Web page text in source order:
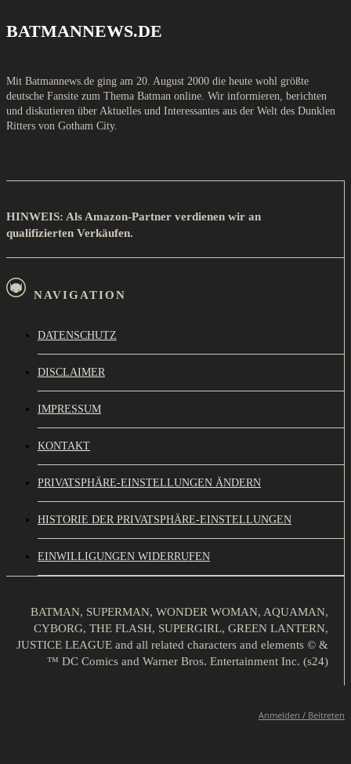
BATMANNEWS.DE
Mit Batmannews.de ging am 20. August 2000 die heute wohl größte
deutsche Fansite zum Thema Batman online. Wir informieren, berichten
und diskutieren über Aktuelles und Interessantes aus der Welt des Dunklen
Ritters von Gotham City.
HINWEIS: Als Amazon-Partner verdienen wir an
qualifizierten Verkäufen.
NAVIGATION
DATENSCHUTZ
DISCLAIMER
IMPRESSUM
KONTAKT
PRIVATSPHÄRE-EINSTELLUNGEN ÄNDERN
HISTORIE DER PRIVATSPHÄRE-EINSTELLUNGEN
EINWILLIGUNGEN WIDERRUFEN
BATMAN, SUPERMAN, WONDER WOMAN, AQUAMAN,
CYBORG, THE FLASH, SUPERGIRL, GREEN LANTERN,
JUSTICE LEAGUE and all related characters and elements © &
™ DC Comics and Warner Bros. Entertainment Inc. (s24)
Anmelden / Beitreten